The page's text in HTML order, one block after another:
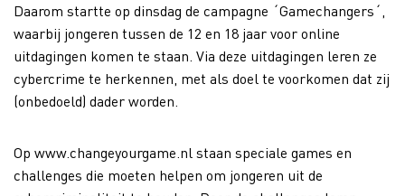
Daarom startte op dinsdag de campagne ´Gamechangers´,
waarbij jongeren tussen de 12 en 18 jaar voor online
uitdagingen komen te staan. Via deze uitdagingen leren ze
cybercrime te herkennen, met als doel te voorkomen dat zij
(onbedoeld) dader worden.
Op www.changeyourgame.nl staan speciale games en
challenges die moeten helpen om jongeren uit de